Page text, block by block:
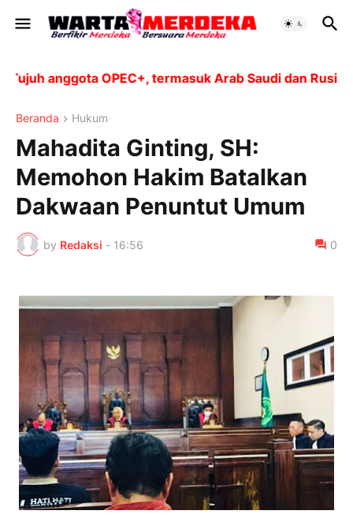
anggota OPEC+, termasuk Arab Saudi dan Rusia,
Beranda Hukum
Mahadita Ginting, SH:
Memohon Hakim Batalkan
Dakwaan Penuntut Umum
by Redaksi - 16:56 0